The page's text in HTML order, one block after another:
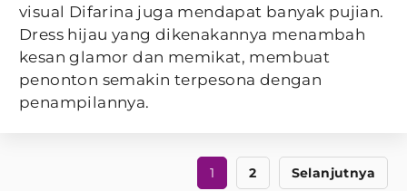
visual Difarina juga mendapat banyak pujian.
Dress hijau yang dikenakannya menambah
kesan glamor dan memikat, membuat
penonton semakin terpesona dengan
penampilannya.
1 2 Selanjutnya